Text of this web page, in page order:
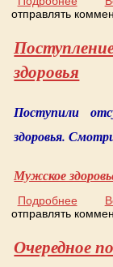
отправлять
здоровья
Поступили
здоровья.
Мужское
Подробнее о
отправлять
Очередное